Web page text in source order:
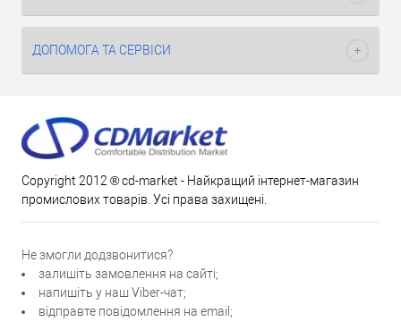
ДОПОМОГА ТА СЕРВІСИ
Copyright 2012 ® cd-market - Найкращий інтернет-магазин
промислових товарів. Усі права захищені.
Не змогли додзвонитися?
залишіть замовлення на сайті;
напишіть у наш Viber-чат;
відправте повідомлення на email;